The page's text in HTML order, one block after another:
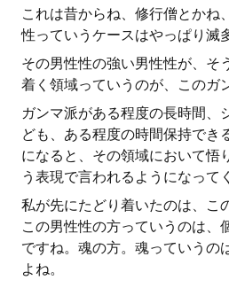
これは昔からね、修行僧とかね
性っていうケースはやっぱり滅
その男性性の強い男性性が、そ
着く領域っていうのが、このガ
ガンマ派がある程度の長時間、
ども、ある程度の時間保持でき
になると、その領域において悟
う表現で言われるようになって
私が先にたどり着いたのは、こ
この男性性の方っていうのは、
ですね。魂の方。魂っていうの
よね。